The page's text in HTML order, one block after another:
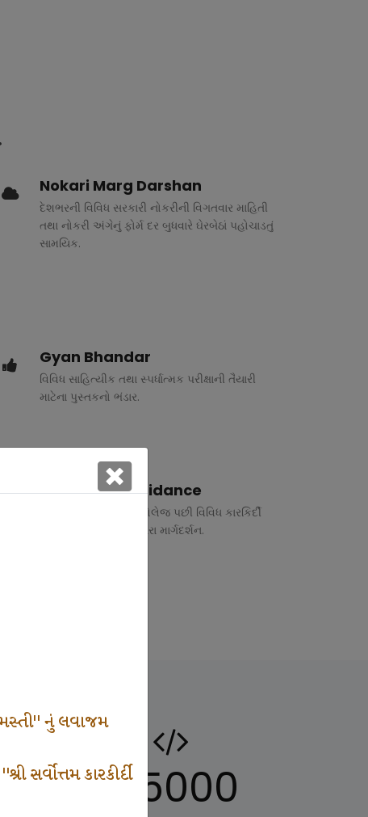
નું લવાજમ
સર્વોત્તમ કારકીર્દી
Nokari Marg Darshan
દેશભરની વિવિધ સરકારી નોકરીની વિગતવાર માહિતી
તથા નોકરી અંગેનું ફોર્મ દર બુધવારે ઘેરબેઠાં પહોચાડતું
સામયિક.
Gyan Bhandar
વિવિધ સાહિત્યીક તથા સ્પર્ધાત્મક પરીક્ષાની તૈયારી
માટેના પુસ્તકનો ભંડાર.
Vocational Guidance
ધોરણ 10 અને 12 તથા કોલેજ પછી વિવિધ કારકિર્દી
અંગે રૂબરુ તથા ફોન દ્વારા માર્ગદર્શન.
125000